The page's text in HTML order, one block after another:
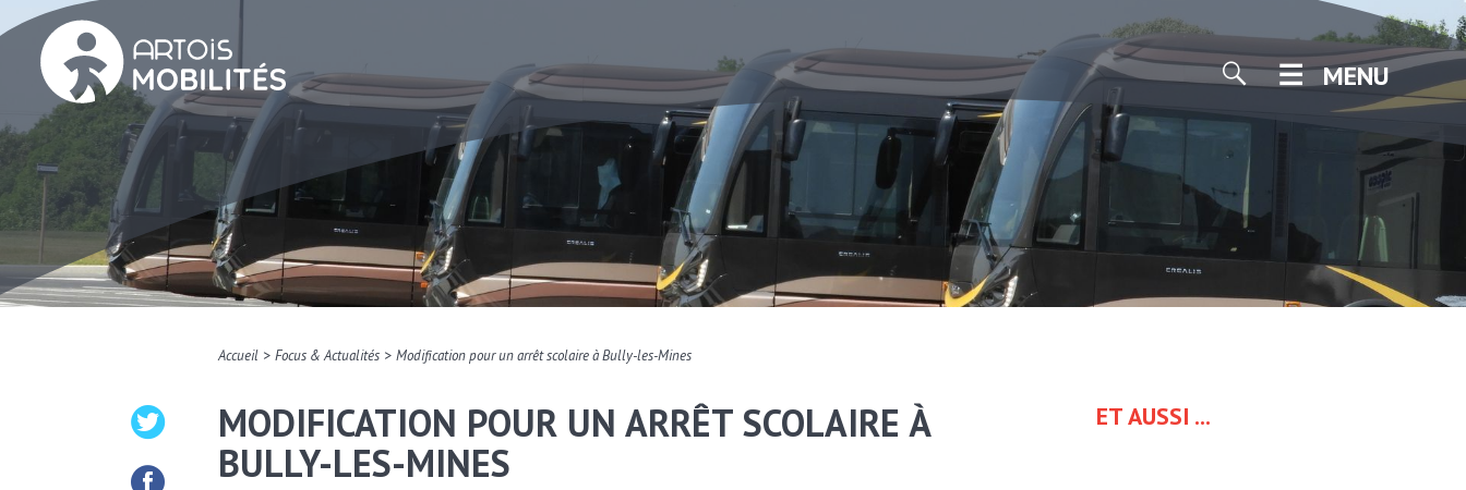
MENU
Accueil > Focus & Actualités > Modification pour un arrêt scolaire à Bully-les-Mines
MODIFICATION POUR UN ARRÊT SCOLAIRE À
BULLY-LES-MINES
ET AUSSI ...